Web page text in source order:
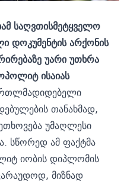
საღვთისმეტყველო
დოკუმენტის არქონის
უარი უთხრა
ისაიას
თანახმად,
უმაღლესი
სწორედ ამ ფაქტმა
იობის დიპლომის
მიზნად